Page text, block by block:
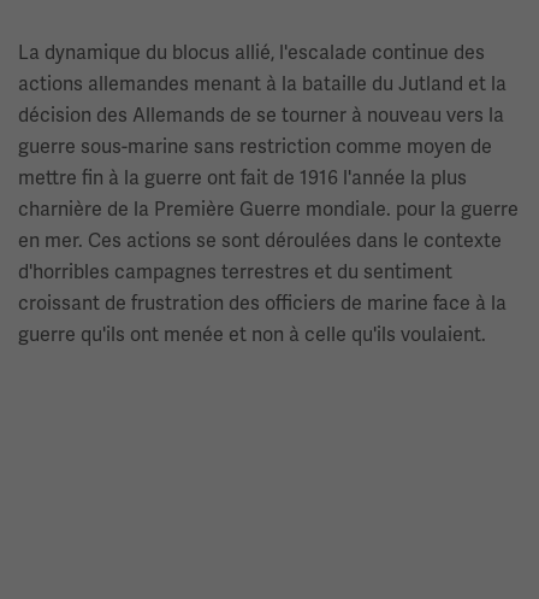
La dynamique du blocus allié, l'escalade continue des
actions allemandes menant à la bataille du Jutland et la
décision des Allemands de se tourner à nouveau vers la
guerre sous-marine sans restriction comme moyen de
mettre fin à la guerre ont fait de 1916 l'année la plus
charnière de la Première Guerre mondiale. pour la guerre
en mer. Ces actions se sont déroulées dans le contexte
d'horribles campagnes terrestres et du sentiment
croissant de frustration des officiers de marine face à la
guerre qu'ils ont menée et non à celle qu'ils voulaient.